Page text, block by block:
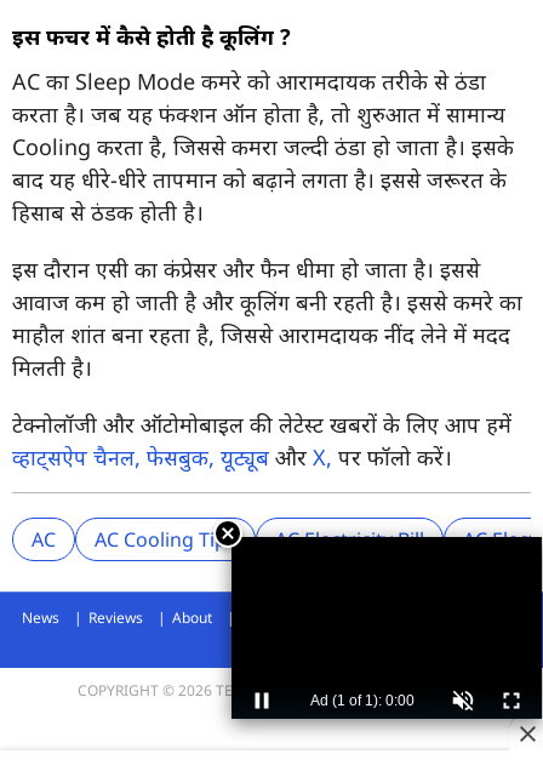
इस फीचर में कैसे होती है कूलिंग ?
AC का Sleep Mode कमरे को आरामदायक तरीके से ठंडा
करता है। जब यह फंक्शन ऑन होता है, तो शुरुआत में सामान्य
Cooling करता है, जिससे कमरा जल्दी ठंडा हो जाता है। इसके
बाद यह धीरे-धीरे तापमान को बढ़ाने लगता है। इससे जरूरत के
हिसाब से ठंडक होती है।
इस दौरान एसी का कंप्रेसर और फैन धीमा हो जाता है। इससे
आवाज कम हो जाती है और कूलिंग बनी रहती है। इससे कमरे का
माहौल शांत बना रहता है, जिससे आरामदायक नींद लेने में मदद
मिलती है।
टेक्नोलॉजी और ऑटोमोबाइल की लेटेस्ट खबरों के लिए आप हमें
व्हाट्सऐप चैनल, फेसबुक, यूट्यूब और X, पर फॉलो करें।
AC AC Cooling Tips AC Electricity Bill AC
News Reviews About
COPYRIGHT © 2026 TECHLUSIVE. ALL RIGHTS RESERVED.